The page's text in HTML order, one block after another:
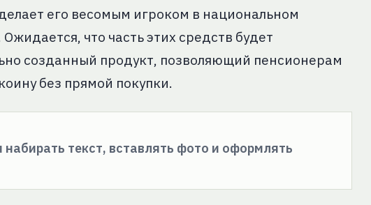
его весомым игроком в национальном
что часть этих средств будет
созданный продукт, позволяющий пенсионерам
без прямой покупки.
набирать текст, вставлять фото и оформлять